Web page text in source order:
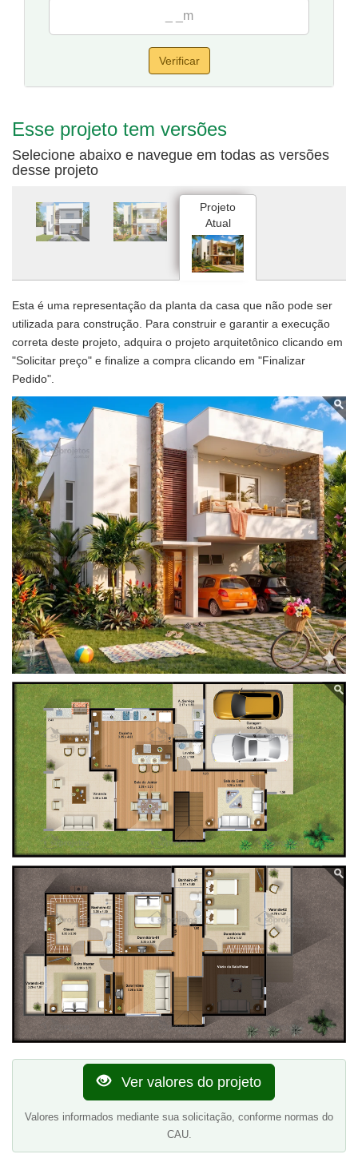
Verificar
Esse projeto tem versões
Selecione abaixo e navegue em todas as versões
desse projeto
Projeto
Atual
Esta é uma representação da planta da casa que não pode ser
utilizada para construção. Para construir e garantir a execução
correta deste projeto, adquira o projeto arquitetônico clicando em
"Solicitar preço" e finalize a compra clicando em "Finalizar
Pedido".
Ver valores do projeto
Valores informados mediante sua solicitação, conforme normas do
CAU.